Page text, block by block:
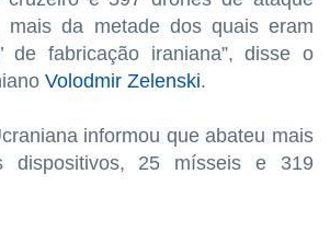
mais da metade dos quais eram
de fabricação iraniana”, disse o
Volodmir Zelenski.
informou que abateu mais
dispositivos, 25 mísseis e 319